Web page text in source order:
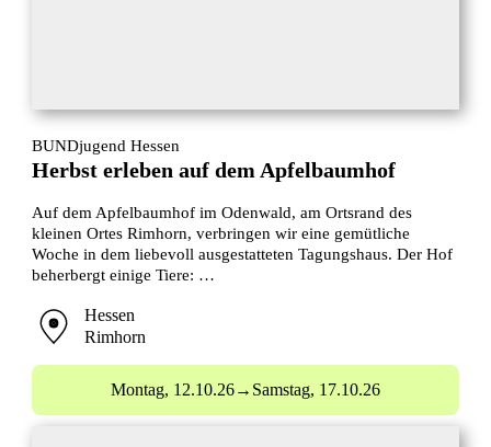
BUNDjugend Hessen
Herbst erleben auf dem Apfelbaumhof
Auf dem Apfelbaumhof im Odenwald, am Ortsrand des
kleinen Ortes Rimhorn, verbringen wir eine gemütliche
Woche in dem liebevoll ausgestatteten Tagungshaus. Der Hof
beherbergt einige Tiere: …
Hessen
Rimhorn
Montag, 12.10.26→ Samstag, 17.10.26